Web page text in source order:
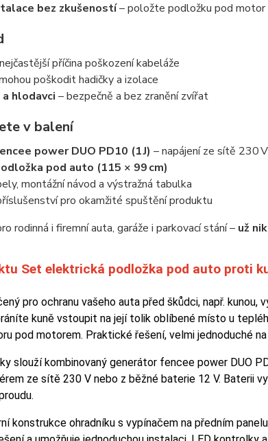
bez zkušeností– položte podložku pod
příčina poškození kabeláže
poškodit hadičky a izolace
hlodavci – bezpečně a bez zranění zvířat
v balení
power DUO PD10 (1 J) – napájení ze sítě 230
pod auto (115 × 99 cm)
montážní návod a výstražná tabulka
pro okamžité spuštění produktu
rodinná i firemní auta, garáže i parkovací stání – už
Set elektrická podložka pod auto proti
pro ochranu vašeho auta před škůdci, např. kunou,
kuně vstoupit na její tolik oblíbené místo u
pod motorem. Praktické řešení, velmi jednoduché
slouží kombinovaný generátor fencee power DUO
ze sítě 230 V nebo z běžné baterie 12 V. Baterii
konstrukce ohradníku s vypínačem na předním